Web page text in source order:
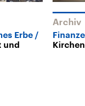
Erbe
und
Archiv